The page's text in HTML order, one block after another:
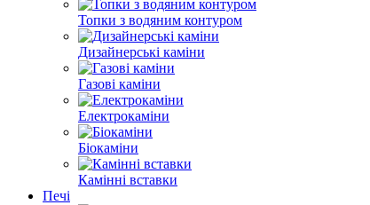
Топки з водяним контуром
Дизайнерські каміни
Газові каміни
Електрокаміни
Біокаміни
Камінні вставки
Печі